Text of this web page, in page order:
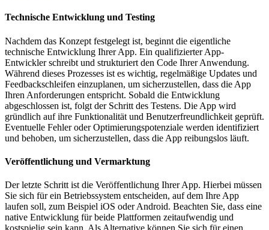
Technische Entwicklung und Testing
Nachdem das Konzept festgelegt ist, beginnt die eigentliche
technische Entwicklung Ihrer App. Ein qualifizierter App-
Entwickler schreibt und strukturiert den Code Ihrer Anwendung.
Während dieses Prozesses ist es wichtig, regelmäßige Updates und
Feedbackschleifen einzuplanen, um sicherzustellen, dass die App
Ihren Anforderungen entspricht. Sobald die Entwicklung
abgeschlossen ist, folgt der Schritt des Testens. Die App wird
gründlich auf ihre Funktionalität und Benutzerfreundlichkeit geprüft.
Eventuelle Fehler oder Optimierungspotenziale werden identifiziert
und behoben, um sicherzustellen, dass die App reibungslos läuft.
Veröffentlichung und Vermarktung
Der letzte Schritt ist die Veröffentlichung Ihrer App. Hierbei müssen
Sie sich für ein Betriebssystem entscheiden, auf dem Ihre App
laufen soll, zum Beispiel iOS oder Android. Beachten Sie, dass eine
native Entwicklung für beide Plattformen zeitaufwendig und